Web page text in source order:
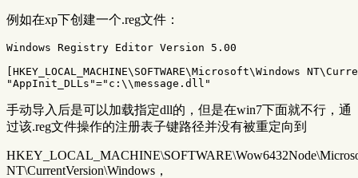
例如在xp下创建一个.reg文件：
Windows Registry Editor Version 5.00
[HKEY_LOCAL_MACHINE\SOFTWARE\Microsoft\Windows
手动导入后是可以加载指定dll的，但是在win7下面就不行，通
过该.reg文件操作的注册表子键路径并没有被重定向到
NT\CurrentVersion\Windows，